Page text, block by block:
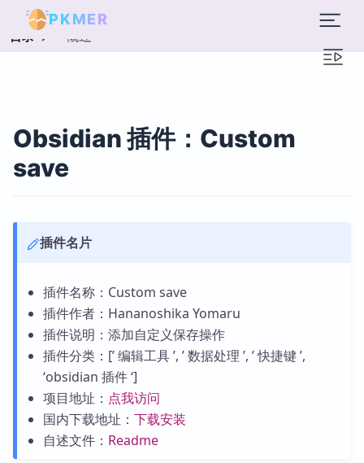
PKMER
目录 概述
Obsidian 插件：Custom
save
插件名片
插件名称：Custom save
插件作者：Hananoshika Yomaru
插件说明：添加自定义保存操作
插件分类：[’ 编辑工具 ’, ’ 数据处理 ’, ’ 快捷键 ’,
‘obsidian 插件 ‘]
项目地址： 点我访问
国内下载地址： 下载安装
自述文件： Readme